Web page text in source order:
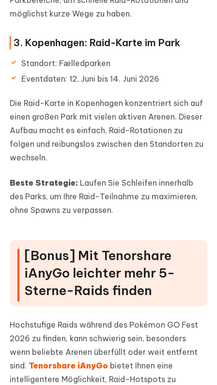
möglichst kurze Wege zu haben.
3. Kopenhagen: Raid-Karte im Park
Standort: Fælledparken
Eventdaten: 12. Juni bis 14. Juni 2026
Die Raid-Karte in Kopenhagen konzentriert sich auf
einen großen Park mit vielen aktiven Arenen. Dieser
Aufbau macht es einfach, Raid-Rotationen zu
folgen und reibungslos zwischen den Standorten zu
wechseln.
Beste Strategie: Laufen Sie Schleifen innerhalb
des Parks, um Ihre Raid-Teilnahme zu maximieren,
ohne Spawns zu verpassen.
[Bonus] Mit Tenorshare
iAnyGo leichter mehr 5-
Sterne-Raids finden
Hochstufige Raids während des Pokémon GO Fest
2026 zu finden, kann schwierig sein, besonders
wenn beliebte Arenen überfüllt oder weit entfernt
sind. Tenorshare iAnyGo bietet Ihnen eine
intelligentere Möglichkeit, Raid-Hotspots zu